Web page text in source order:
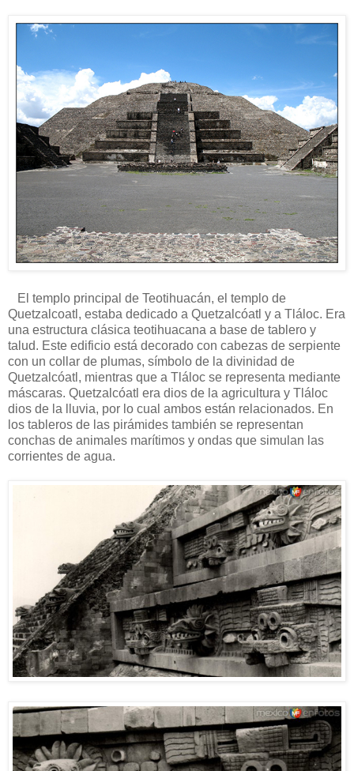
El templo principal de Teotihuacán, el templo de
Quetzalcoatl, estaba dedicado a Quetzalcóatl y a Tláloc. Era
una estructura clásica teotihuacana a base de tablero y
talud. Este edificio está decorado con cabezas de serpiente
con un collar de plumas, símbolo de la divinidad de
Quetzalcóatl, mientras que a Tláloc se representa mediante
máscaras. Quetzalcóatl era dios de la agricultura y Tláloc
dios de la lluvia, por lo cual ambos están relacionados. En
los tableros de las pirámides también se representan
conchas de animales marítimos y ondas que simulan las
corrientes de agua.